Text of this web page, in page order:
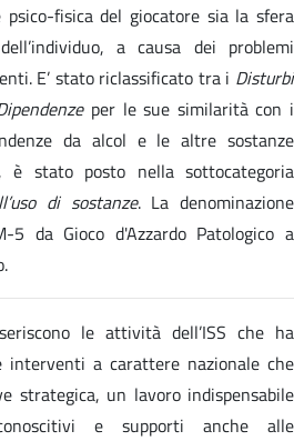
fisica del giocatore sia la sfera
a causa dei problemi
E’ stato riclassificato tra i Disturbi
per le sue similarità con i
da alcol e le altre sostanze
è stato posto nella sottocategoria
di sostanze. La denominazione
5 da Gioco d'Azzardo Patologico a
le attività dell’ISS che ha
interventi a carattere nazionale che
strategica, un lavoro indispensabile
e supporti anche alle